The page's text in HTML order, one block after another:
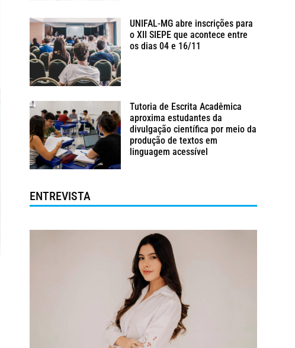
UNIFAL-MG abre inscrições para
o XII SIEPE que acontece entre
os dias 04 e 16/11
Tutoria de Escrita Acadêmica
aproxima estudantes da
divulgação científica por meio da
produção de textos em
linguagem acessível
ENTREVISTA